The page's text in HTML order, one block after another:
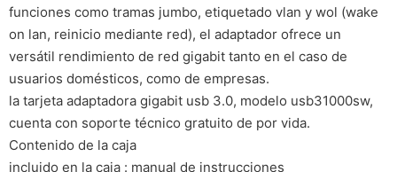
funciones como tramas jumbo, etiquetado vlan y wol (wake
on lan, reinicio mediante red), el adaptador ofrece un
versátil rendimiento de red gigabit tanto en el caso de
usuarios domésticos, como de empresas.
la tarjeta adaptadora gigabit usb 3.0, modelo usb31000sw,
cuenta con soporte técnico gratuito de por vida.
Contenido de la caja
incluido en la caja : manual de instrucciones